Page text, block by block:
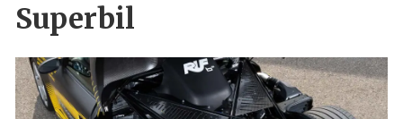
Superbil